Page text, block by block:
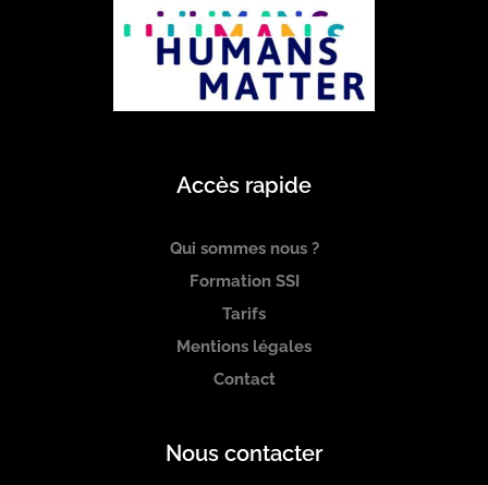
Accès rapide
Qui sommes nous ?
Formation SSI
Tarifs
Mentions légales
Contact
Nous contacter